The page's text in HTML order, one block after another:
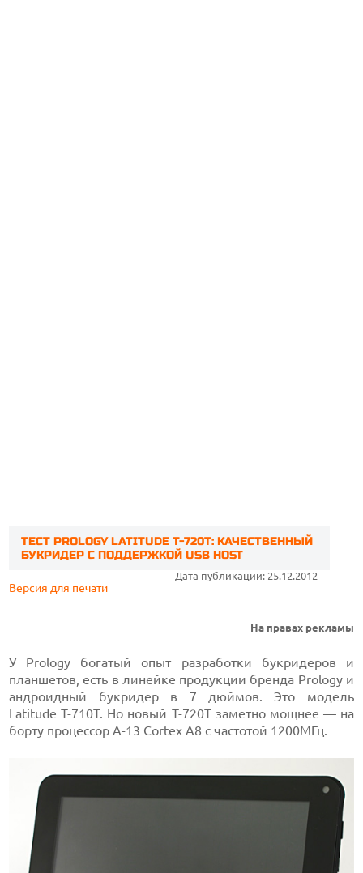
ТЕСТ PROLOGY LATITUDE T-720T: КАЧЕСТВЕННЫЙ
БУКРИДЕР С ПОДДЕРЖКОЙ USB HOST
Дата публикации: 25.12.2012
Версия для печати
На правах рекламы
У Prology богатый опыт разработки букридеров и
планшетов, есть в линейке продукции бренда Prology и
андроидный букридер в 7 дюймов. Это модель
Latitude T-710T. Но новый T-720T заметно мощнее — на
борту процессор A-13 Cortex A8 с частотой 1200МГц.